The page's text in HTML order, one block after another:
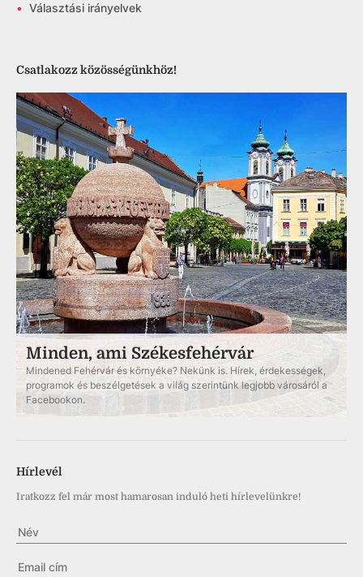
• Választási irányelvek
Csatlakozz közösségünkhöz!
Minden, ami Székesfehérvár
Mindened Fehérvár és környéke? Nekünk is. Hírek, érdekességek,
programok és beszélgetések a világ szerintünk legjobb városáról a
Facebookon.
Hírlevél
Iratkozz fel már most hamarosan induló heti hírlevelünkre!